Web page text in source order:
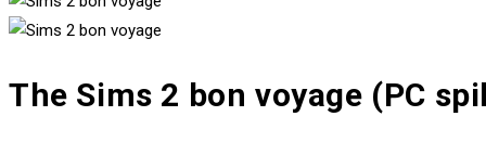
The Sims 2 bon voyage (PC